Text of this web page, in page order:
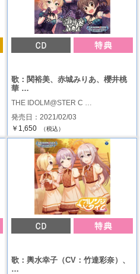
歌：関裕美、赤城みりあ、櫻井桃
華 …
THE IDOLM@STER C …
発売日：2021/02/03
￥1,650
（税込）
歌：輿水幸子（CV：竹達彩奈）、
…